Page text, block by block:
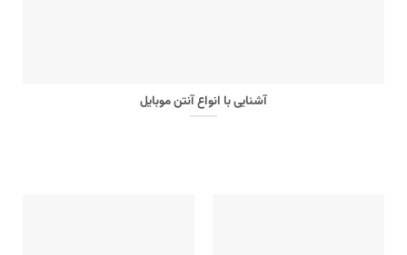
آشنایی با انواع آنتن موبایل